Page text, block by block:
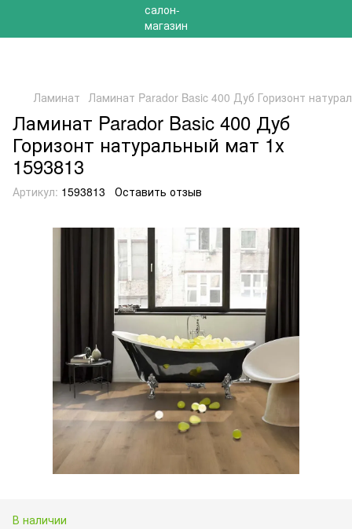
Ламинат Ламинат Parador Basic 400 Дуб Горизонт
Ламинат Parador Basic 400 Дуб
Горизонт натуральный мат 1х
1593813
Артикул: 1593813 Оставить отзыв
В наличии